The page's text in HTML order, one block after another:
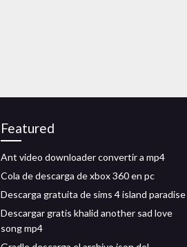
Featured
Ant video downloader convertir a mp4
Cola de descarga de xbox 360 en pc
Descarga gratuita de sims 4 island paradise
Descargar gratis khalid another sad love
song mp4